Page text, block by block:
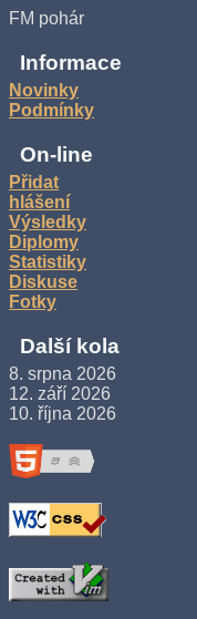
FM pohár
Informace
Novinky
Podmínky
On-line
Přidat
hlášení
Výsledky
Diplomy
Statistiky
Diskuse
Fotky
Další kola
8. srpna 2026
12. září 2026
10. října 2026